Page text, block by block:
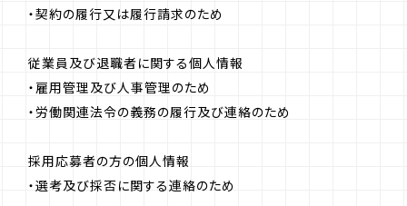
・契約の履行又は履行請求のため
従業員及び退職者に関する個人情報
・雇用管理及び人事管理のため
・労働関連法令の義務の履行及び連絡のため
採用応募者の方の個人情報
・選考及び採否に関する連絡のため